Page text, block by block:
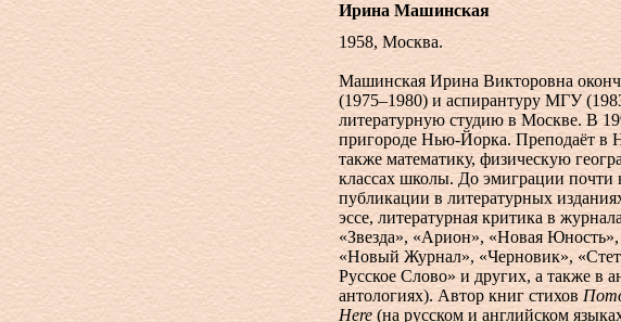
Ирина Машинская
1958, Москва.
Машинская Ирина Викторовна
(1975–1980) и аспирантуру МГУ
литературную студию в Москве. В
пригороде Нью-Йорка. Преподаёт в
также математику, физическую
классах школы. До эмиграции почти
публикации в литературных
эссе, литературная критика в
«Звезда», «Арион», «Новая
«Новый Журнал», «Черновик»,
Русское Слово» и других, а также в
антологиях). Автор книг стихов
Here (на русском и английском